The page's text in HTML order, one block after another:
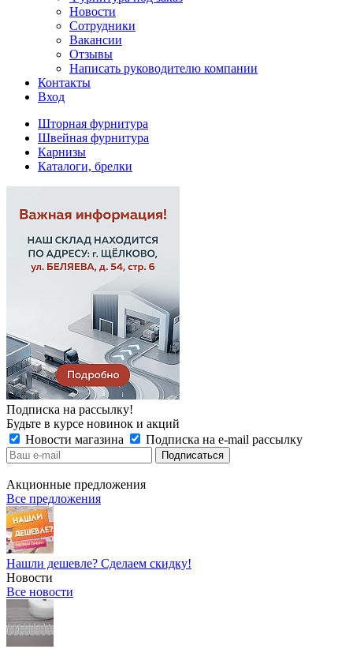
Новости
Сотрудники
Вакансии
Отзывы
Написать руководителю компании
Контакты
Вход
Шторная фурнитура
Швейная фурнитура
Карнизы
Каталоги, брелки
Подписка на рассылку!
Будьте в курсе новинок и акций
Новости магазина
Подписка на e-mail рассылку
Акционные предложения
Все предложения
Нашли дешевле? Сделаем скидку!
Новости
Все новости